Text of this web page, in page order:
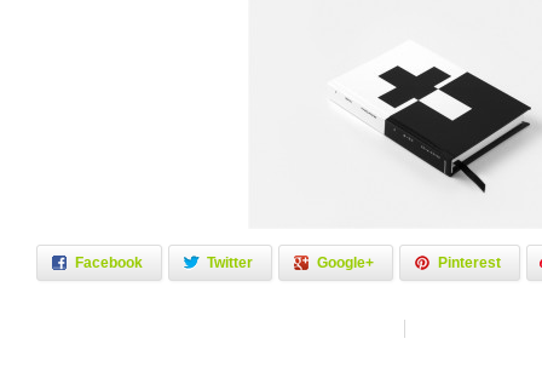
Facebook Twitter Google+ Pinterest